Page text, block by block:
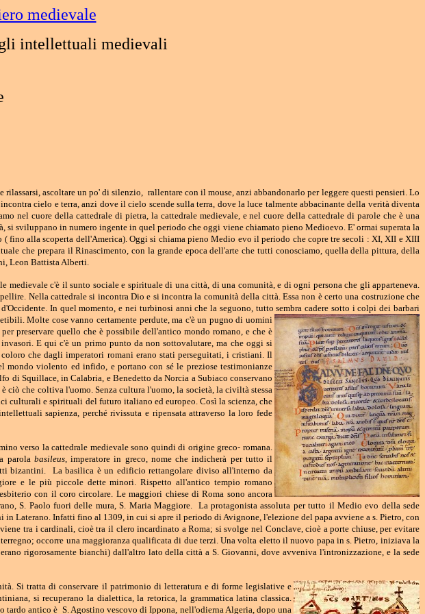
medievale
intellettuali medievali
ascoltare un po' di silenzio, rallentare con il mouse, anzi abbandonarlo per leggere questi pensieri. Lo
cielo e terra, anzi dove il cielo scende sulla terra, dove la luce talmente abbacinante della verità diventa
nel cuore della cattedrale di pietra, la cattedrale medievale, e nel cuore della cattedrale di parole che è una
sviluppano in numero ingente in quel periodo che oggi viene chiamato pieno Medioevo. E' ormai superata la
alla scoperta dell'America). Oggi si chiama pieno Medio evo il periodo che copre tre secoli : XI, XII e XIII
che prepara il Rinascimento, con la grande epoca dell'arte che tutti conosciamo, quella della pittura, della
Leon Battista Alberti.
c'è il sunto sociale e spirituale di una città, di una comunità, e di ogni persona che gli apparteneva.
Nella cattedrale si incontra Dio e si incontra la comunità della città. Essa non è certo una costruzione che
In quel momento, e nei turbinosi anni che la seguono, tutto sembra cadere sotto i colpi dei barbari
Molte cose vanno certamente perdute,ma c'è un pugno di uomini
preservare quello che è possibile dell'antico mondo romano, e che è
E qui c'è un primo punto da non sottovalutare, ma che oggi si
che dagli imperatori romani erano stati perseguitati, i cristiani. Il
violento ed infido, e portano con sé le preziose testimonianze
di Squillace, in Calabria, e Benedetto da Norcia a Subiaco conservano
ciò che coltiva l'uomo. Senza cultura l'uomo, la società, la civiltà stessa
culturali e spirituali del futuro italiano ed europeo. Così la scienza, che
sapienza, perché rivissuta e ripensata attraverso la loro fede
verso la cattedrale medievale sono quindi di origine greco- romana.
parola basileus, imperatore in greco, nome che indicherà per tutto il
bizantini. La basilica è un edificio rettangolare diviso all'interno da
e le più piccole dette minori. Rispetto all'antico tempio romano
con il coro circolare. Le maggiori chiese di Roma sono ancora
S. Paolo fuori delle mura, S. Maria Maggiore. La protagonista assoluta per tutto il Medio evo della sede
in Laterano. Infatti fino al 1309, in cui si apre il periodo di Avignone, l'elezione del papa avviene a s. Pietro, con
tra i cardinali, cioè tra il clero incardinato a Roma; si svolge nel Conclave, cioè a porte chiuse, per evitare
occorre una maggioranza qualificata di due terzi. Una volta eletto il nuovo papa in s. Pietro, iniziava la
rigorosamente bianchi) dall'altro lato della città a S. Giovanni, dove avveniva l'intronizzazione, e la sede
Si tratta di conservare il patrimonio di letteratura e di forme legislative e
si recuperano la dialettica, la retorica, la grammatica latina classica.
tardo antico è S. Agostino vescovo di Ippona, nell'odierna Algeria, dopo una